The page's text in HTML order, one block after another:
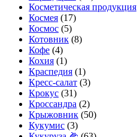
Косметическая продукция
Космея (17)
Космос (5)
Котовник (8)
Кофе (4)
Кохия (1)
Краспедия (1)
Кресс-салат (3)
Крокус (31)
Кроссандра (2)
Крыжовник (50)
Кукумис (3)